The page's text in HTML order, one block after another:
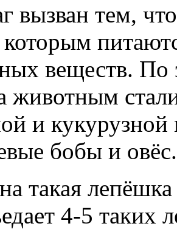
вызван тем,
веществ. По
животным
и кукурузной
бобы и овёс.
такая
4-5 таких